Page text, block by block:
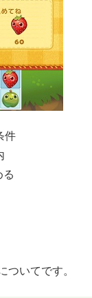
件
る
ついてです。